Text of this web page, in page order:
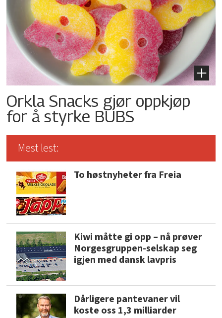
Orkla Snacks gjør oppkjøp
for å styrke BUBS
Mest lest:
To høstnyheter fra Freia
Kiwi måtte gi opp – nå prøver
Norgesgruppen-selskap seg
igjen med dansk lavpris
Dårligere pantevaner vil
koste oss 1,3 milliarder